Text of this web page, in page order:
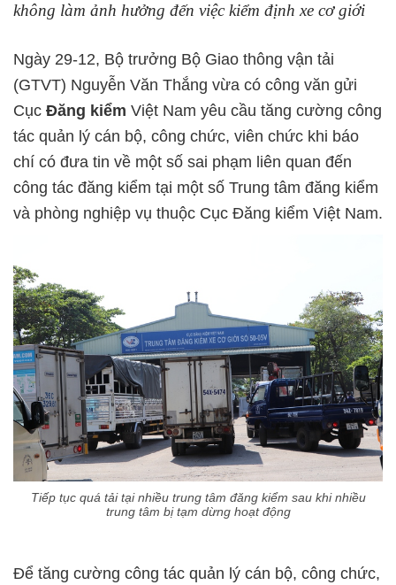
không làm ảnh hưởng đến việc kiểm định xe cơ giới
Ngày 29-12, Bộ trưởng Bộ Giao thông vận tải
(GTVT) Nguyễn Văn Thắng vừa có công văn gửi
Cục Đăng kiểm Việt Nam yêu cầu tăng cường công
tác quản lý cán bộ, công chức, viên chức khi báo
chí có đưa tin về một số sai phạm liên quan đến
công tác đăng kiểm tại một số Trung tâm đăng kiểm
và phòng nghiệp vụ thuộc Cục Đăng kiểm Việt Nam.
Tiếp tục quá tải tại nhiều trung tâm đăng kiểm sau khi nhiều
trung tâm bị tạm dừng hoạt động
Để tăng cường công tác quản lý cán bộ, công chức,